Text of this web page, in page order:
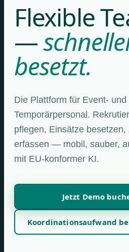
Flexible
—
besetzt.
Die Plattform für Event- und
Temporärpersonal.
pflegen, Einsätze besetzen,
erfassen — mobil, sauber,
mit EU-konformer KI.
Jetzt Demo
Koordinationsaufwand